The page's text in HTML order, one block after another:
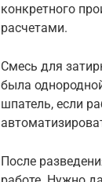
конкретного
расчетами.
Смесь для
была
шпатель, если
После